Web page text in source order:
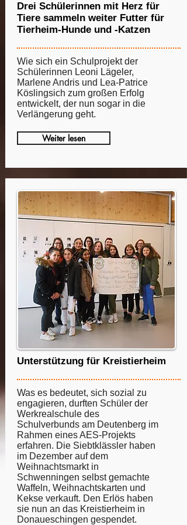
Drei Schülerinnen mit Herz für
Tiere sammeln weiter Futter für
Tierheim-Hunde und -Katzen
Wie sich ein Schulprojekt der
Schülerinnen Leoni Lägeler,
Marlene Andris und Lea-Patrice
Köslingsich zum großen Erfolg
entwickelt, der nun sogar in die
Verlängerung geht.
Weiter lesen
Unterstützung für Kreistierheim
Was es bedeutet, sich sozial zu
engagieren, durften Schüler der
Werkrealschule des
Schulverbunds am Deutenberg im
Rahmen eines AES-Projekts
erfahren. Die Siebtklässler haben
im Dezember auf dem
Weihnachtsmarkt in
Schwenningen selbst gemachte
Waffeln, Weihnachtskarten und
Kekse verkauft. Den Erlös haben
sie nun an das Kreistierheim in
Donaueschingen gespendet.